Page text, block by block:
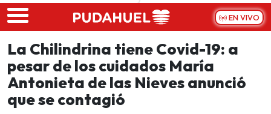
Skip to main content
EN VIVO
La Chilindrina tiene Covid-19: a
pesar de los cuidados María
Antonieta de las Nieves anunció
que se contagió